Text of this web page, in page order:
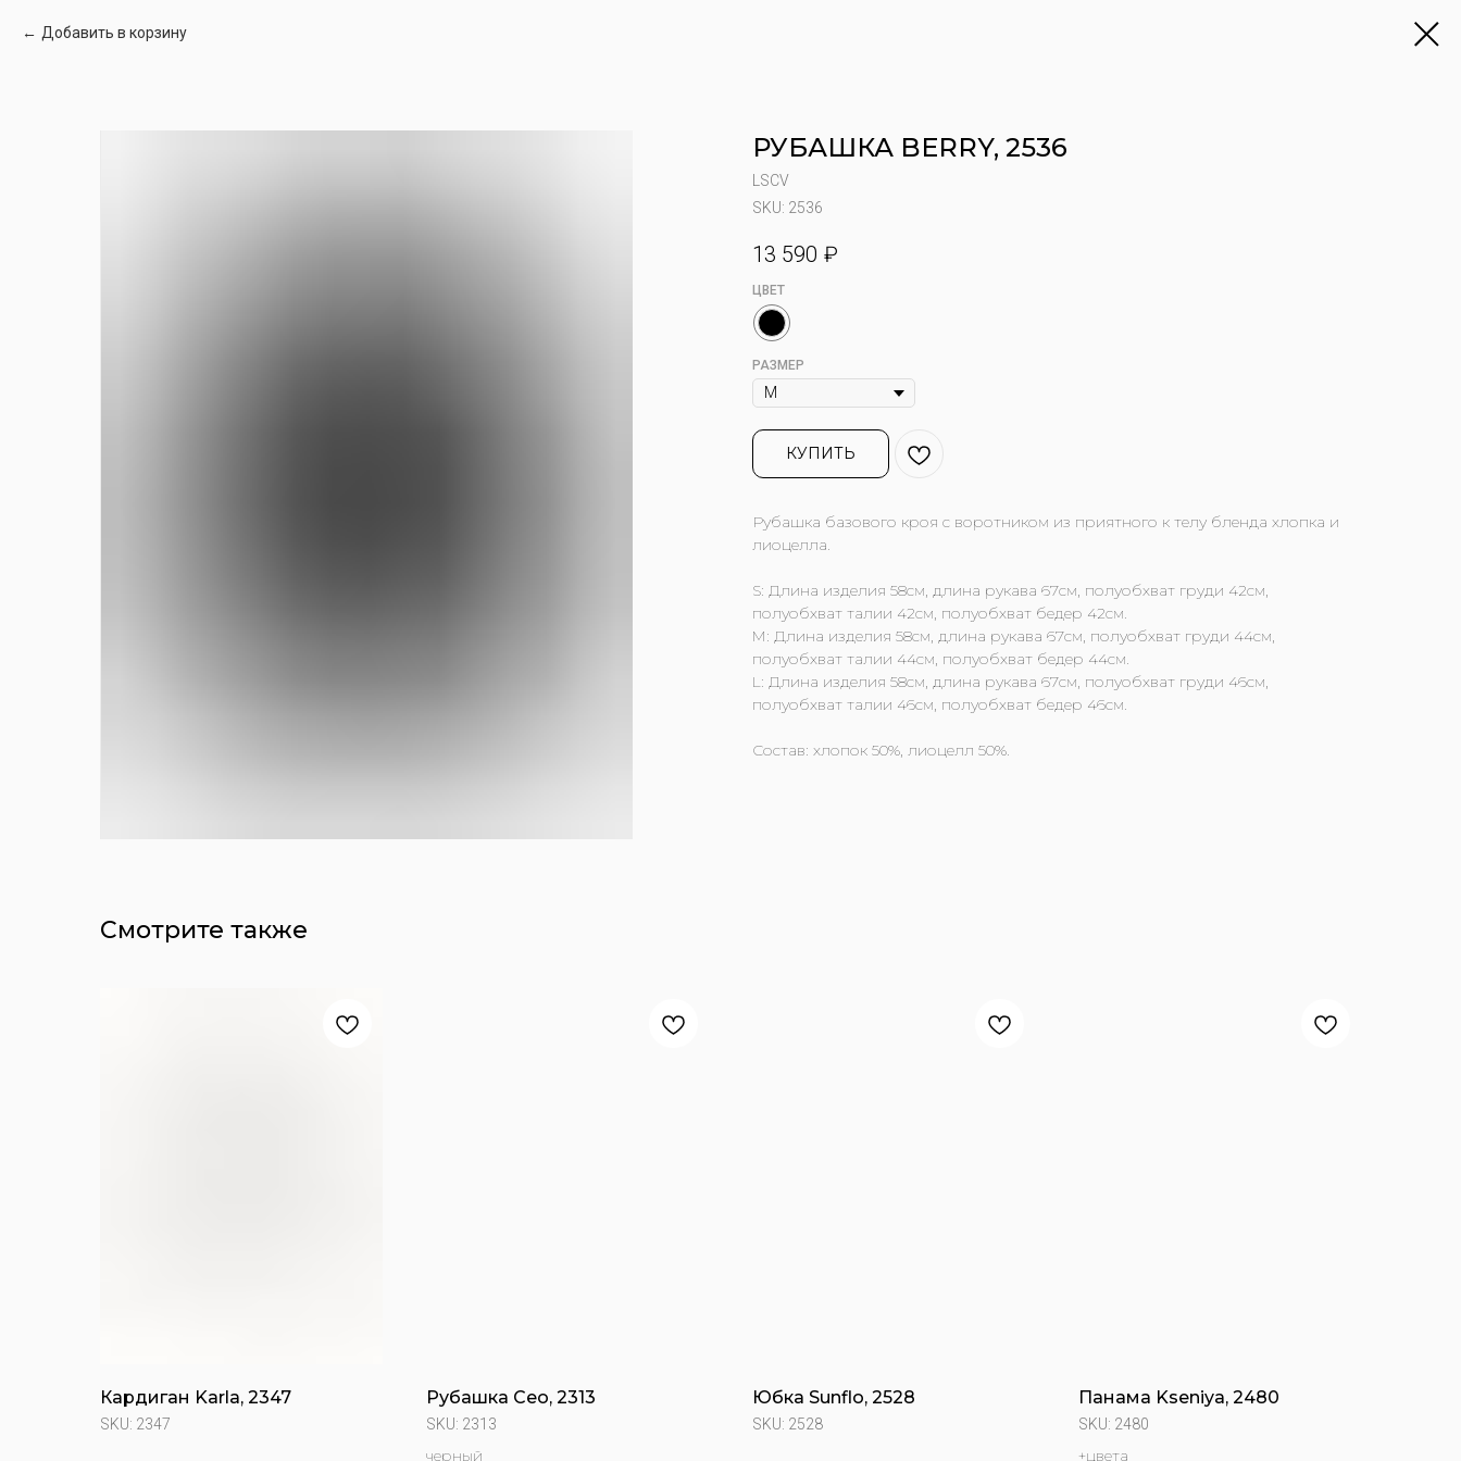
Добавить в корзину
РУБАШКА BERRY, 2536
LSCV
SKU: 2536
13 590 ₽
ЦВЕТ
РАЗМЕР
КУПИТЬ
Рубашка базового кроя с воротником из приятного к телу бленда хлопка и
лиоцелла.
S: Длина изделия 58см, длина рукава 67см, полуобхват груди 42см,
полуобхват талии 42см, полуобхват бедер 42см.
M: Длина изделия 58см, длина рукава 67см, полуобхват груди 44см,
полуобхват талии 44см, полуобхват бедер 44см.
L: Длина изделия 58см, длина рукава 67см, полуобхват груди 46см,
полуобхват талии 46см, полуобхват бедер 46см.
Состав: хлопок 50%, лиоцелл 50%.
Смотрите также
Кардиган Karla, 2347
SKU: 2347
Рубашка Ceo, 2313
SKU: 2313
черный
Юбка Sunflo, 2528
SKU: 2528
Панама Kseniya, 2480
SKU: 2480
+цвета